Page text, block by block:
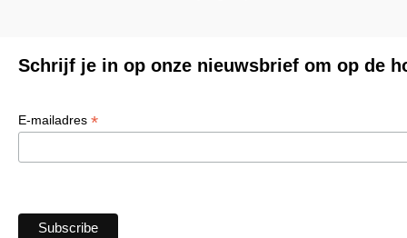
Schrijf je in op onze nieuwsbrief om op de
E-mailadres *